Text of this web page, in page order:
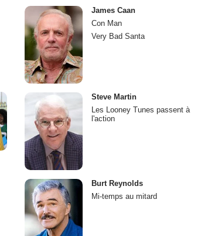
James Caan
Con Man
Very Bad Santa
Steve Martin
Les Looney Tunes passent à
l'action
Burt Reynolds
Mi-temps au mitard